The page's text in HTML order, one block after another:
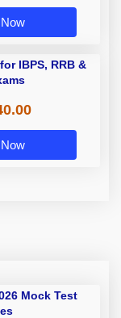
IBPS, RRB &
Mock Test